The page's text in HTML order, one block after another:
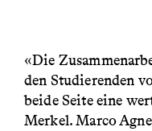
«Die
den Studierenden
beide Seite eine
Merkel. Marco